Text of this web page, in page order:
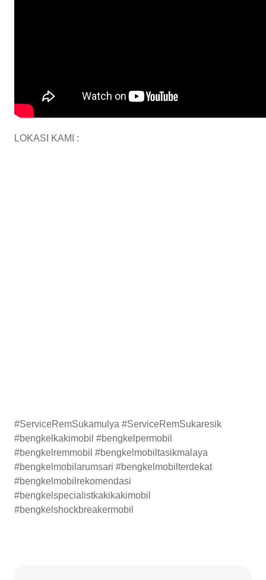
LOKASI KAMI :
#ServiceRemSukamulya #ServiceRemSukaresik
#bengkelkakimobil #bengkelpermobil
#bengkelremmobil #bengkelmobiltasikmalaya
#bengkelmobilarumsari #bengkelmobilterdekat
#bengkelmobilrekomendasi
#bengkelspecialistkakikakimobil
#bengkelshockbreakermobil